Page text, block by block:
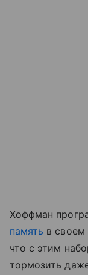
Хоффман
память в своем
что с этим
тормозить